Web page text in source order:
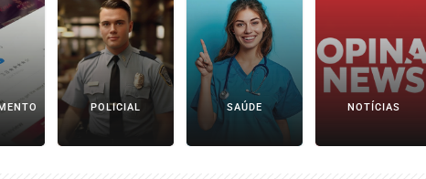
POLICIAL SAÚDE NOTÍCIAS